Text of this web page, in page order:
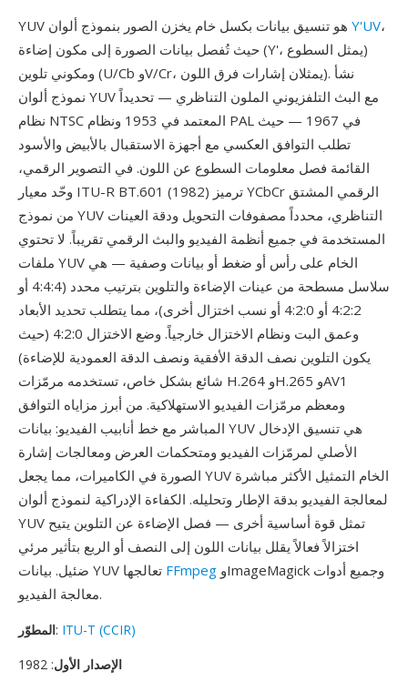
Y'UV،
حيث تُفصل بيانات الصورة إلى مكون إضاءة (Y'، يمثل السطوع)
ومكوني تلوين (U/Cb وV/Cr، يمثلان إشارات فرق اللون). نشأ
نموذج ألوان YUV مع البث التلفزيوني الملون التناظري — تحديداً
نظام NTSC المعتمد في 1953 ونظام PAL في 1967 — حيث
تطلب التوافق العكسي مع أجهزة الاستقبال بالأبيض والأسود
القائمة فصل معلومات السطوع عن اللون. في التصوير الرقمي،
وحّد معيار ITU-R BT.601 (1982) ترميز YCbCr الرقمي المشتق
من نموذج YUV التناظري، محدداً مصفوفات التحويل ودقة العينات
المستخدمة في جميع أنظمة الفيديو والبث الرقمي تقريباً. لا تحتوي
ملفات YUV الخام على رأس أو ضغط أو بيانات وصفية — هي
سلاسل مسطحة من عينات الإضاءة والتلوين بترتيب محدد (4:4:4 أو
4:2:2 أو 4:2:0 أو نسب اختزال أخرى)، مما يتطلب تحديد الأبعاد
وعمق البت ونظام الاختزال خارجياً. وضع الاختزال 4:2:0 (حيث
يكون التلوين نصف الدقة الأفقية ونصف الدقة العمودية للإضاءة)
شائع بشكل خاص، تستخدمه مرمّزات H.264 وH.265 وAV1
ومعظم مرمّزات الفيديو الاستهلاكية. من أبرز مزاياه التوافق
المباشر مع خط أنابيب الفيديو: بيانات YUV هي تنسيق الإدخال
الأصلي لمرمّزات الفيديو ومتحكمات العرض ومعالجات إشارة
الصورة في الكاميرات، مما يجعل YUV الخام التمثيل الأكثر مباشرة
لمعالجة الفيديو بدقة الإطار وتحليله. الكفاءة الإدراكية لنموذج ألوان
YUV تمثل قوة أساسية أخرى — فصل الإضاءة عن التلوين يتيح
اختزالاً فعالاً يقلل بيانات اللون إلى النصف أو الربع بتأثير مرئي
FFmpeg
معالجة الفيديو.
المطوّر: ITU-T (CCIR)
الإصدار الأول: 1982